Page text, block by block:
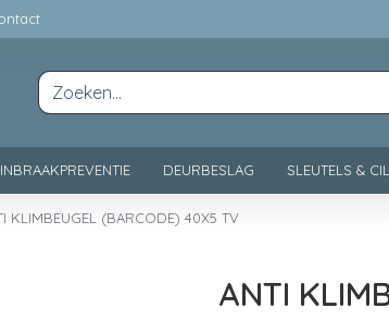
INBRAAKPREVENTIE DEURBESLAG SLEUTELS &
KLIMBEUGEL (BARCODE) 40X5 TV
ANTI